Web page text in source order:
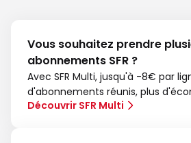
Vous souhaitez prendre
abonnements SFR ?
Avec SFR Multi, jusqu'à -8€ par
d'abonnements réunis, plus
Découvrir SFR Multi